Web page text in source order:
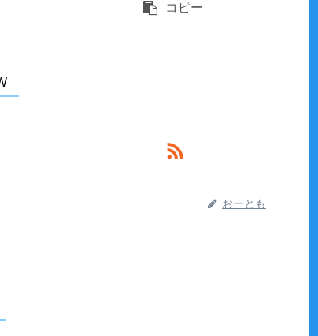
コピー
おーとも